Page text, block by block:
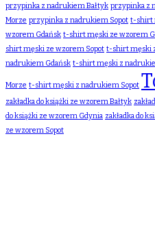
przypinka z nadrukiem Bałtyk przypinka z
Morze przypinka z nadrukiem Sopot t-shirt
wzorem Gdańsk t-shirt męski ze wzorem
shirt męski ze wzorem Sopot t-shirt męski
nadrukiem Gdańsk t-shirt męski z
Morze t-shirt męski z nadrukiem Sopot
zakładka do książki ze wzorem Bałtyk
do książki ze wzorem Gdynia zakładka do
ze wzorem Sopot